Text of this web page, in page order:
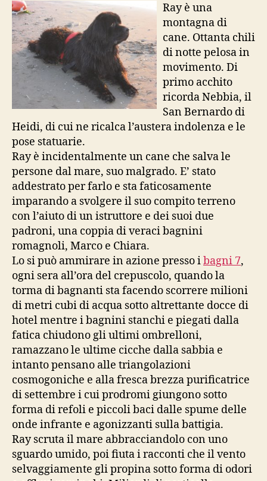
Ray è una
montagna di
cane. Ottanta chili
di notte pelosa in
movimento. Di
primo acchito
ricorda Nebbia, il
San Bernardo di
Heidi, di cui ne ricalca l’austera indolenza e le
pose statuarie.
Ray è incidentalmente un cane che salva le
persone dal mare, suo malgrado. E’ stato
addestrato per farlo e sta faticosamente
imparando a svolgere il suo compito terreno
con l’aiuto di un istruttore e dei suoi due
padroni, una coppia di veraci bagnini
romagnoli, Marco e Chiara.
Lo si può ammirare in azione presso ibagni 7,
ogni sera all’ora del crepuscolo, quando la
torma di bagnanti sta facendo scorrere milioni
di metri cubi di acqua sotto altrettante docce di
hotel mentre i bagnini stanchi e piegati dalla
fatica chiudono gli ultimi ombrelloni,
ramazzano le ultime cicche dalla sabbia e
intanto pensano alle triangolazioni
cosmogoniche e alla fresca brezza purificatrice
di settembre i cui prodromi giungono sotto
forma di refoli e piccoli baci dalle spume delle
onde infrante e agonizzanti sulla battigia.
Ray scruta il mare abbracciandolo con uno
sguardo umido, poi fiuta i racconti che il vento
selvaggiamente gli propina sotto forma di odori